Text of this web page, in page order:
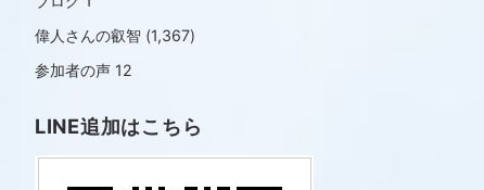
偉人さんの叡智 (1,367)
参加者の声 12
LINE追加はこちら